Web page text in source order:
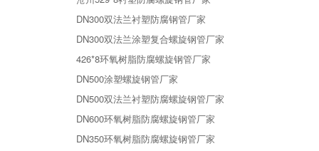
DN300双法兰衬塑防腐钢管厂家
DN300双法兰涂塑复合螺旋钢管厂家
426*8环氧树脂防腐螺旋钢管厂家
DN500涂塑螺旋钢管厂家
DN500双法兰衬塑防腐螺旋钢管厂家
DN600环氧树脂防腐螺旋钢管厂家
DN350环氧树脂防腐螺旋钢管厂家